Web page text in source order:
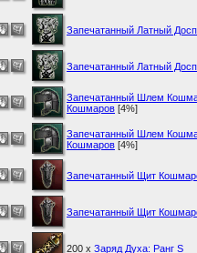
Запечатанный Латный
Запечатанный Латный
Запечатанный Шлем
Кошмаров [4%]
Запечатанный Шлем
Кошмаров [4%]
Запечатанный Щит
Запечатанный Щит
200 x Заряд Духа: Ранг S